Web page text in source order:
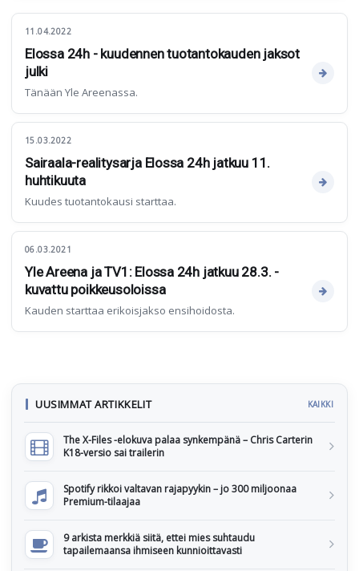
11.04.2022
Elossa 24h - kuudennen tuotantokauden jaksot
julki
Tänään Yle Areenassa.
15.03.2022
Sairaala-realitysarja Elossa 24h jatkuu 11.
huhtikuuta
Kuudes tuotantokausi starttaa.
06.03.2021
Yle Areena ja TV1: Elossa 24h jatkuu 28.3. -
kuvattu poikkeusoloissa
Kauden starttaa erikoisjakso ensihoidosta.
UUSIMMAT ARTIKKELIT KAIKKI
The X-Files -elokuva palaa synkempänä – Chris Carterin
K18-versio sai trailerin
Spotify rikkoi valtavan rajapyykin – jo 300 miljoonaa
Premium-tilaajaa
9 arkista merkkiä siitä, ettei mies suhtaudu
tapailemaansa ihmiseen kunnioittavasti